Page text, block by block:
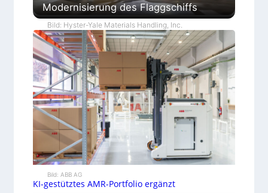
Modernisierung des Flaggschiffs
Bild: Hyster-Yale Materials Handling, Inc.
Bild: ABB AG
KI-gestütztes AMR-Portfolio ergänzt